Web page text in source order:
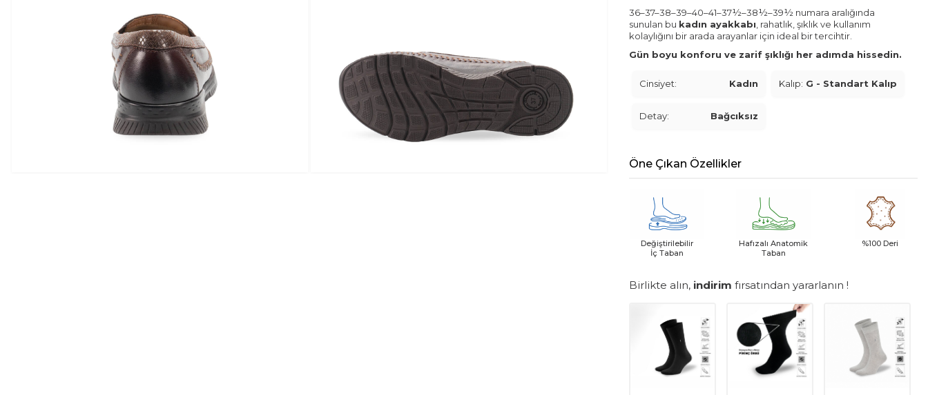
36–37–38–39–40–41–37½–38½–39½ numara aralığında
sunulan bu kadın ayakkabı , rahatlık, şıklık ve kullanım
kolaylığını bir arada arayanlar için ideal bir tercihtir.
Gün boyu konforu ve zarif şıklığı her adımda hissedin.
Cinsiyet: Kadın Kalıp: G - Standart Kalıp
Detay: Bağcıksız
Öne Çıkan Özellikler
Değiştirilebilir
İç Taban
Hafızalı Anatomik
Taban
%100 Deri
Birlikte alın, indirim fırsatından yararlanın !